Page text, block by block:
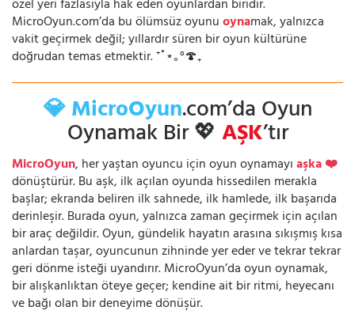
özel yeri fazlasıyla hak eden oyunlardan biridir.
MicroOyun.com’da bu ölümsüz oyunuoynamak, yalnızca
vakit geçirmek değil; yıllardır süren bir oyun kültürüne
doğrudan temas etmektir. ⁺˚⋆｡°🍄₊
💎 MicroOyun.com’da Oyun
Oynamak Bir 💖AŞK’tır
MicroOyun, her yaştan oyuncu için oyun oynamayıaşka ❤️
dönüştürür. Bu aşk, ilk açılan oyunda hissedilen merakla
başlar; ekranda beliren ilk sahnede, ilk hamlede, ilk başarıda
derinleşir. Burada oyun, yalnızca zaman geçirmek için açılan
bir araç değildir. Oyun, gündelik hayatın arasına sıkışmış kısa
anlardan taşar, oyuncunun zihninde yer eder ve tekrar tekrar
geri dönme isteği uyandırır. MicroOyun’da oyun oynamak,
bir alışkanlıktan öteye geçer; kendine ait bir ritmi, heyecanı
ve bağı olan bir deneyime dönüşür.